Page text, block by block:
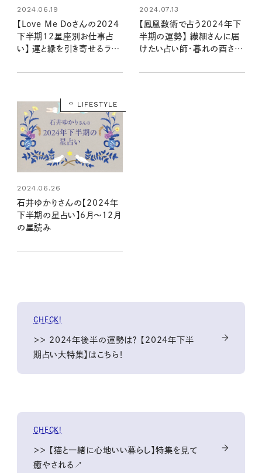
2024.06.19
【Love Me Doさんの2024
下半期12星座別お仕事占
い】 運と縁を引き寄せるラブ
2024.07.13
【鳳凰数術で占う2024年下
半期の運勢】 繊細さんに届
けたい占い師・暮れの酉さん
LIFESTYLE
2024.06.26
石井ゆかりさんの【2024年
下半期の星占い】6月～12月
の星読み
CHECK!
＞＞ 2024年後半の運勢は？ 【2024年下半
期占い大特集】はこちら！
CHECK!
＞＞ 【猫と一緒に心地いい暮らし】特集を見て
癒やされる↗